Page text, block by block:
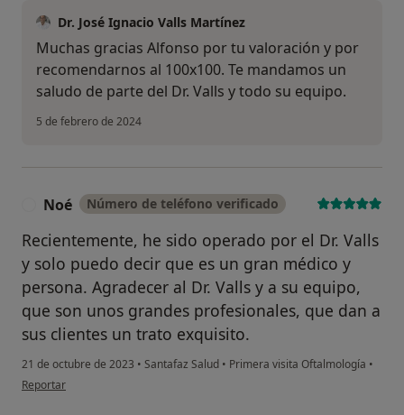
Dr. José Ignacio Valls Martínez
Muchas gracias Alfonso por tu valoración y por
recomendarnos al 100x100. Te mandamos un
saludo de parte del Dr. Valls y todo su equipo.
5 de febrero de 2024
Noé Número de teléfono verificado
Recientemente, he sido operado por el Dr. Valls
y solo puedo decir que es un gran médico y
persona. Agradecer al Dr. Valls y a su equipo,
que son unos grandes profesionales, que dan a
sus clientes un trato exquisito.
21 de octubre de 2023 • Santafaz Salud • Primera visita Oftalmología •
en opinión del usuario Noé
Reportar